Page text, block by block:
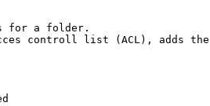
for a folder.
controll list (ACL), adds